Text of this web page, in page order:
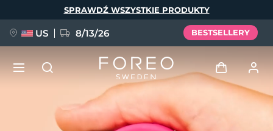
SPRAWDŹ WSZYSTKIE PRODUKTY
US 8/13/26 BESTSELLERY
NOWOŚĆ